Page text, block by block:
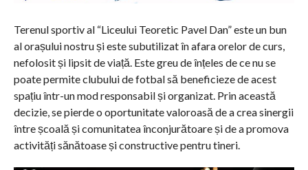
Terenul sportiv al “Liceului Teoretic Pavel Dan” este un bun
al orașului nostru și este subutilizat în afara orelor de curs,
nefolosit și lipsit de viață. Este greu de înțeles de ce nu se
poate permite clubului de fotbal să beneficieze de acest
spațiu într-un mod responsabil și organizat. Prin această
decizie, se pierde o oportunitate valoroasă de a crea sinergii
între școală și comunitatea înconjurătoare și de a promova
activități sănătoase și constructive pentru tineri.